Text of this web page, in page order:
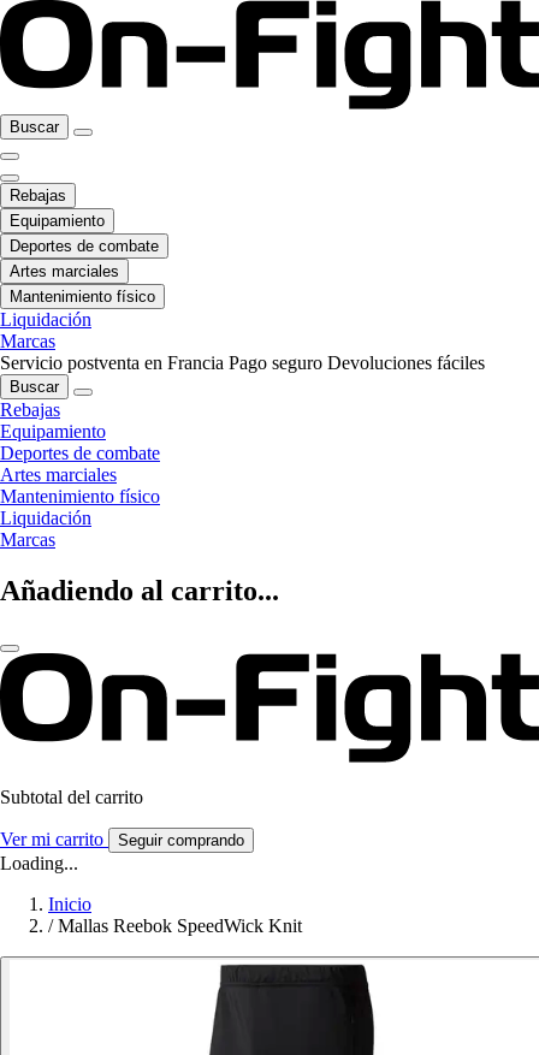
Buscar
Rebajas
Equipamiento
Deportes de combate
Artes marciales
Mantenimiento físico
Liquidación
Marcas
Servicio postventa en Francia Pago seguro Devoluciones fáciles
Buscar
Rebajas
Equipamiento
Deportes de combate
Artes marciales
Mantenimiento físico
Liquidación
Marcas
Añadiendo al carrito...
Subtotal del carrito
Ver mi carrito Seguir comprando
Loading...
Inicio
/ Mallas Reebok SpeedWick Knit